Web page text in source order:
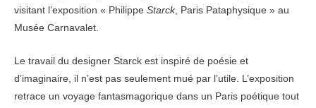
visitant l’exposition « Philippe Starck, Paris Pataphysique » au
Musée Carnavalet.
Le travail du designer Starck est inspiré de poésie et
d’imaginaire, il n’est pas seulement mué par l’utile. L’exposition
retrace un voyage fantasmagorique dans un Paris poétique tout